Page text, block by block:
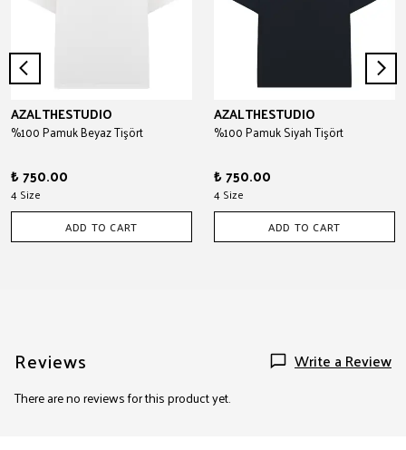
AZALTHESTUDIO
%100 Pamuk Beyaz Tişört
₺ 750.00
4 Size
ADD TO CART
AZALTHESTUDIO
%100 Pamuk Siyah Tişört
₺ 750.00
4 Size
ADD TO CART
Reviews Write a Review
There are no reviews for this product yet.